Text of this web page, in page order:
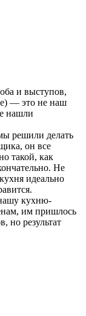
и выступов,
— это не наш
нашли
решили делать
он все
такой, как
Не
идеально
кухню-
им пришлось
но результат